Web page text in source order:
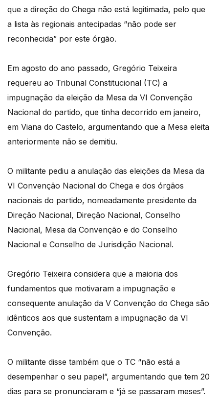
que a direção do Chega não está legitimada, pelo que
a lista às regionais antecipadas “não pode ser
reconhecida” por este órgão.
Em agosto do ano passado, Gregório Teixeira
requereu ao Tribunal Constitucional (TC) a
impugnação da eleição da Mesa da VI Convenção
Nacional do partido, que tinha decorrido em janeiro,
em Viana do Castelo, argumentando que a Mesa eleita
anteriormente não se demitiu.
O militante pediu a anulação das eleições da Mesa da
VI Convenção Nacional do Chega e dos órgãos
nacionais do partido, nomeadamente presidente da
Direção Nacional, Direção Nacional, Conselho
Nacional, Mesa da Convenção e do Conselho
Nacional e Conselho de Jurisdição Nacional.
Gregório Teixeira considera que a maioria dos
fundamentos que motivaram a impugnação e
consequente anulação da V Convenção do Chega são
idênticos aos que sustentam a impugnação da VI
Convenção.
O militante disse também que o TC “não está a
desempenhar o seu papel”, argumentando que tem 20
dias para se pronunciaram e “já se passaram meses”.